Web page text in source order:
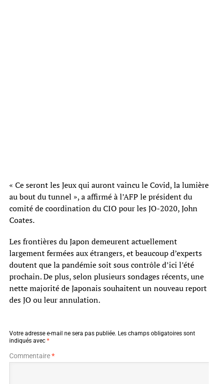
« Ce seront les Jeux qui auront vaincu le Covid, la lumière
au bout du tunnel », a affirmé à l’AFP le président du
comité de coordination du CIO pour les JO-2020, John
Coates.
Les frontières du Japon demeurent actuellement
largement fermées aux étrangers, et beaucoup d’experts
doutent que la pandémie soit sous contrôle d’ici l’été
prochain. De plus, selon plusieurs sondages récents, une
nette majorité de Japonais souhaitent un nouveau report
des JO ou leur annulation.
Votre adresse e-mail ne sera pas publiée. Les champs obligatoires sont
indiqués avec *
Commentaire*